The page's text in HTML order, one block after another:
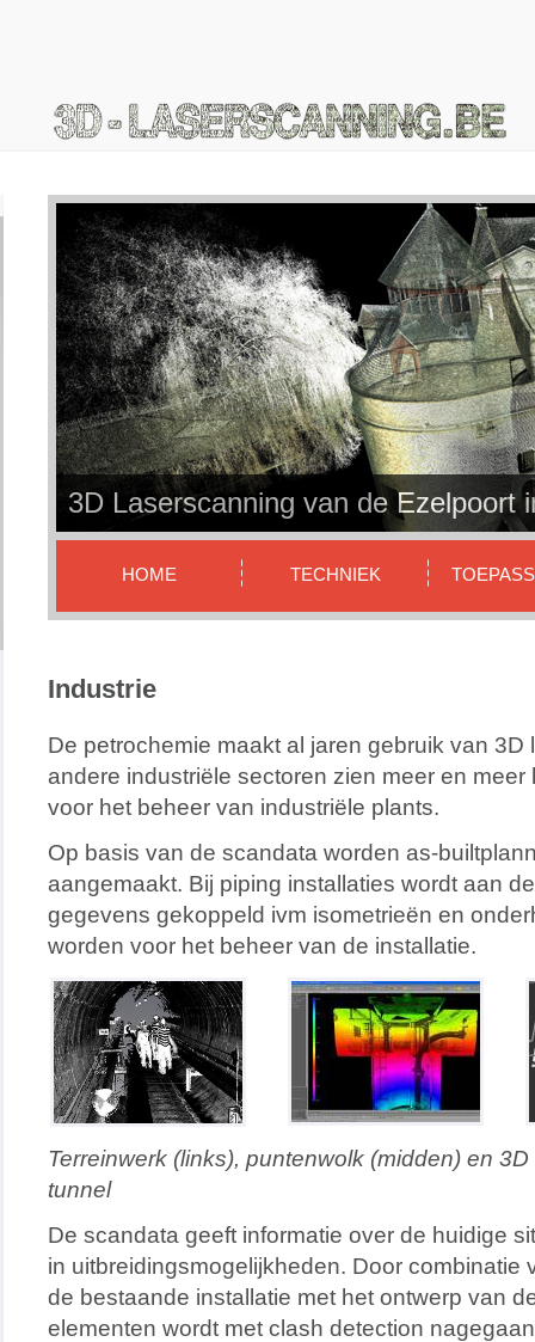
3D Laserscanning van de Ezelpoort
HOME TECHNIEK
Industrie
De petrochemie maakt al jaren gebruik van
andere industriële sectoren zien meer en
voor het beheer van industriële plants.
Op basis van de scandata worden as-
aangemaakt. Bij piping installaties wordt aan
gegevens gekoppeld ivm isometrieën en
worden voor het beheer van de installatie.
Terreinwerk (links), puntenwolk (midden) en
tunnel
De scandata geeft informatie over de huidige
in uitbreidingsmogelijkheden. Door combinatie
de bestaande installatie met het ontwerp van
elementen wordt met clash detection